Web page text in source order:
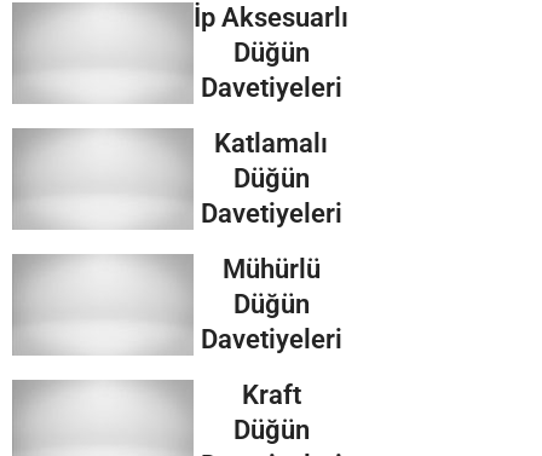
İp Aksesuarlı
Düğün
Davetiyeleri
Katlamalı
Düğün
Davetiyeleri
Mühürlü
Düğün
Davetiyeleri
Kraft
Düğün